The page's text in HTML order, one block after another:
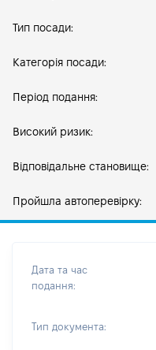
Тип посади:
Категорія посади:
Період подання:
Високий ризик:
Відповідальне становище:
Пройшла автоперевірку:
Дата та час
подання:
Тип документа: